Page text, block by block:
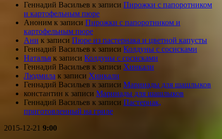
Геннадий Васильев к записи Пирожки с папоротником
и картофельным пюре
Аноним к записи Пирожки с папоротником и
картофельным пюре
Ани к записи Пюре из пастернака и цветной капусты
Геннадий Васильев к записи Колдуны с сосисками
Наталья к записи Колдуны с сосисками
Геннадий Васильев к записи Хинкали
Людмила к записи Хинкали
Геннадий Васильев к записи Маринады для шашлыков
константин к записи Маринады для шашлыков
Геннадий Васильев к записи Пастернак,
приготовленный на гриле
2015-12-21 9:00